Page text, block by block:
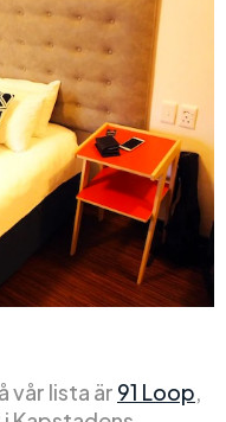
vår lista är 91 Loop,